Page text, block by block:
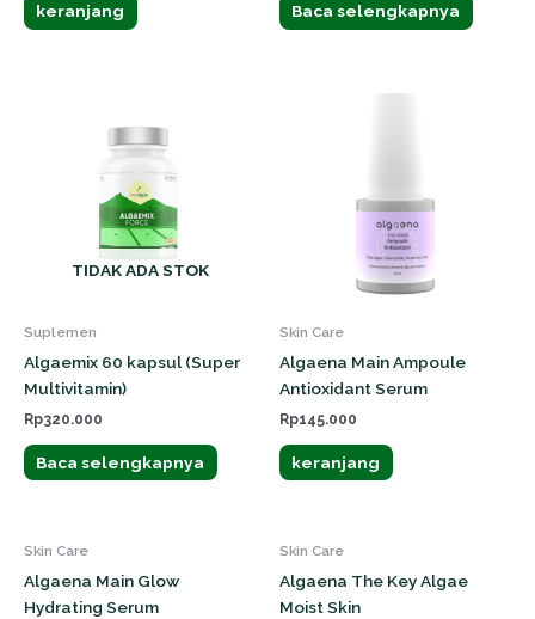
keranjang Baca selengkapnya
TIDAK ADA STOK
Suplemen
Algaemix 60 kapsul (Super
Multivitamin)
Rp320.000
Baca selengkapnya
Skin Care
Algaena Main Ampoule
Antioxidant Serum
Rp145.000
keranjang
Skin Care
Algaena Main Glow
Hydrating Serum
Skin Care
Algaena The Key Algae
Moist Skin